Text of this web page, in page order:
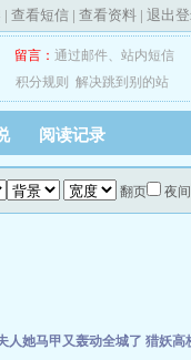
| 查看短信 | 查看资料 | 退出
留言： 通过邮件、 站内短信
积分规则
解决跳到别的站
阅读记录
翻页 夜间
人她马甲又轰动全城了 猎妖高